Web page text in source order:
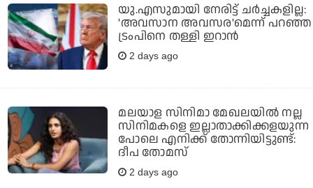
യു.എസുമായി നേരിട്ട് ചര്‍ച്ചകളില്ല:
'അവസാന അവസര'മെന്ന് പറഞ്ഞ
ട്രംപിനെ തള്ളി ഇറാന്‍
2 days ago
മലയാള സിനിമാ മേഖലയിൽ നല്ല
സിനിമകളെ ഇല്ലാതാക്കിക്കളയുന്ന
പോലെ എനിക്ക് തോന്നിയിട്ടുണ്ട്:
ദീപ തോമസ്
2 days ago